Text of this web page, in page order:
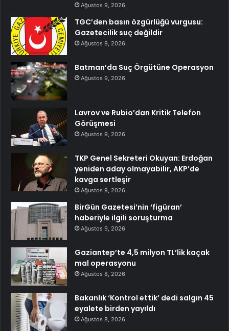
Ağustos 9, 2026
TGC’den basın özgürlüğü vurgusu:
Gazetecilik suç değildir
Ağustos 9, 2026
Batman’da Suç Örgütüne Operasyon
Ağustos 9, 2026
Lavrov ve Rubio’dan Kritik Telefon
Görüşmesi
Ağustos 9, 2026
TKP Genel Sekreteri Okuyan: Erdoğan
yeniden aday olmayabilir, AKP’de
kavga sertleşir
Ağustos 9, 2026
BirGün Gazetesi’nin ‘figüran’
haberiyle ilgili soruşturma
Ağustos 9, 2026
Gaziantep’te 4,5 milyon TL’lik kaçak
mal operasyonu
Ağustos 8, 2026
Bakanlık ‘Kontrol ettik’ dedi salgın 45
eyalete birden yayıldı
Ağustos 8, 2026